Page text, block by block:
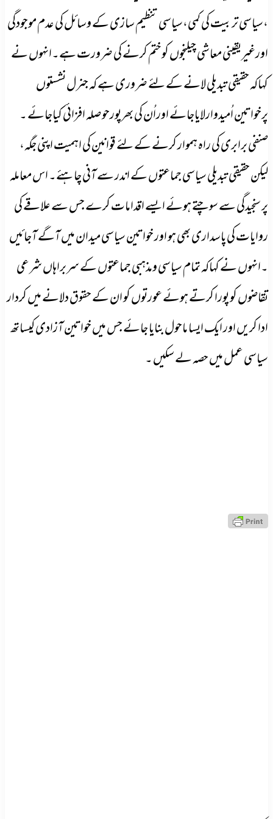
،سیاسی تربیت کی کمی،سیاسی تنظیم سازی کے وسائل کی عدم موجودگی
اورغیریقینی معاشی چیلنجوں کوختم کرنے کی ضرورت ہے۔انہوں نے
کہاکہ حقیقی تبدیلی لانے کے لئے ضروری ہے کہ جنرل نشستوں
پرخواتین اُمیدوارلایاجائے اوراُن کی بھرپورحوصلہ افزائی کیاجائے ۔
صنفی برابری کی راہ ہموار کرنے کے لئے قوانین کی اہمیت اپنی جگہ،
لیکن حقیقی تبدیلی سیاسی جماعتوں کے اندر سے آنی چاہئے۔ اس معاملہ
پر سنجیدگی سے سوچتے ہوئے ایسے اقدامات کرے جس سے علاقے کی
روایات کی پاسداری بھی ہو اور خواتین سیاسی میدان میں آگے آجائیں
۔انہوں نے کہاکہ تمام سیاسی ومذہبی جماعتوں کے سربراہاں شرعی
تقاضوں کو پورا کرتے ہوئے عورتوں کو ان کے حقوق دلانے میں کردار
ادا کریں اور ایک ایسا ماحول بنایا جائے جس میں خواتین آزادی کیساتھ
سیاسی عمل میں حصہ لے سکیں ۔